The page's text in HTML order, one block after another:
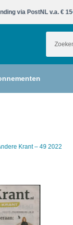
via PostNL v.a. € 15
Krant – 49 2022